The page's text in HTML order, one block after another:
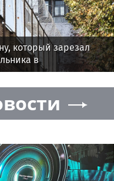
который зарезал
в
отправили в